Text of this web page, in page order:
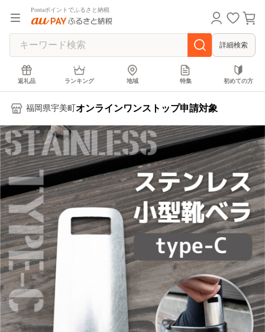
Pontaポイントでふるさと納税
詳細検索
返礼品 ランキング 地域 特集 初めての方
福岡県宇美町 オンラインワンストップ申請対象